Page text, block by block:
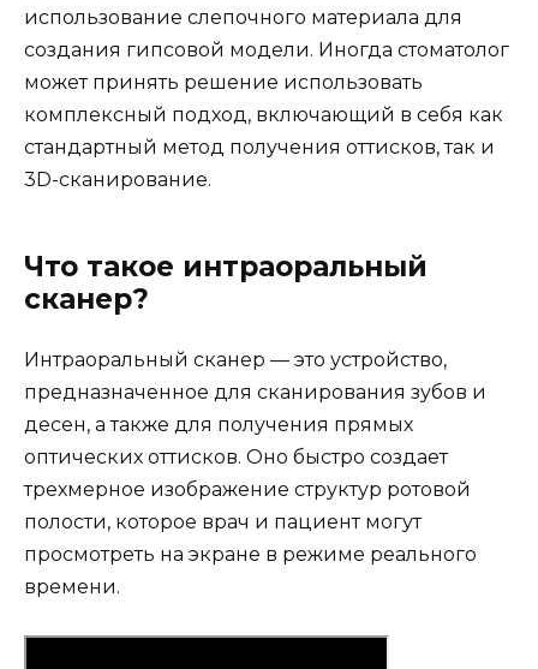
использование слепочного материала для
создания гипсовой модели. Иногда стоматолог
может принять решение использовать
комплексный подход, включающий в себя как
стандартный метод получения оттисков, так и
3D-сканирование.
Что такое интраоральный
сканер?
Интраоральный сканер — это устройство,
предназначенное для сканирования зубов и
десен, а также для получения прямых
оптических оттисков. Оно быстро создает
трехмерное изображение структур ротовой
полости, которое врач и пациент могут
просмотреть на экране в режиме реального
времени.